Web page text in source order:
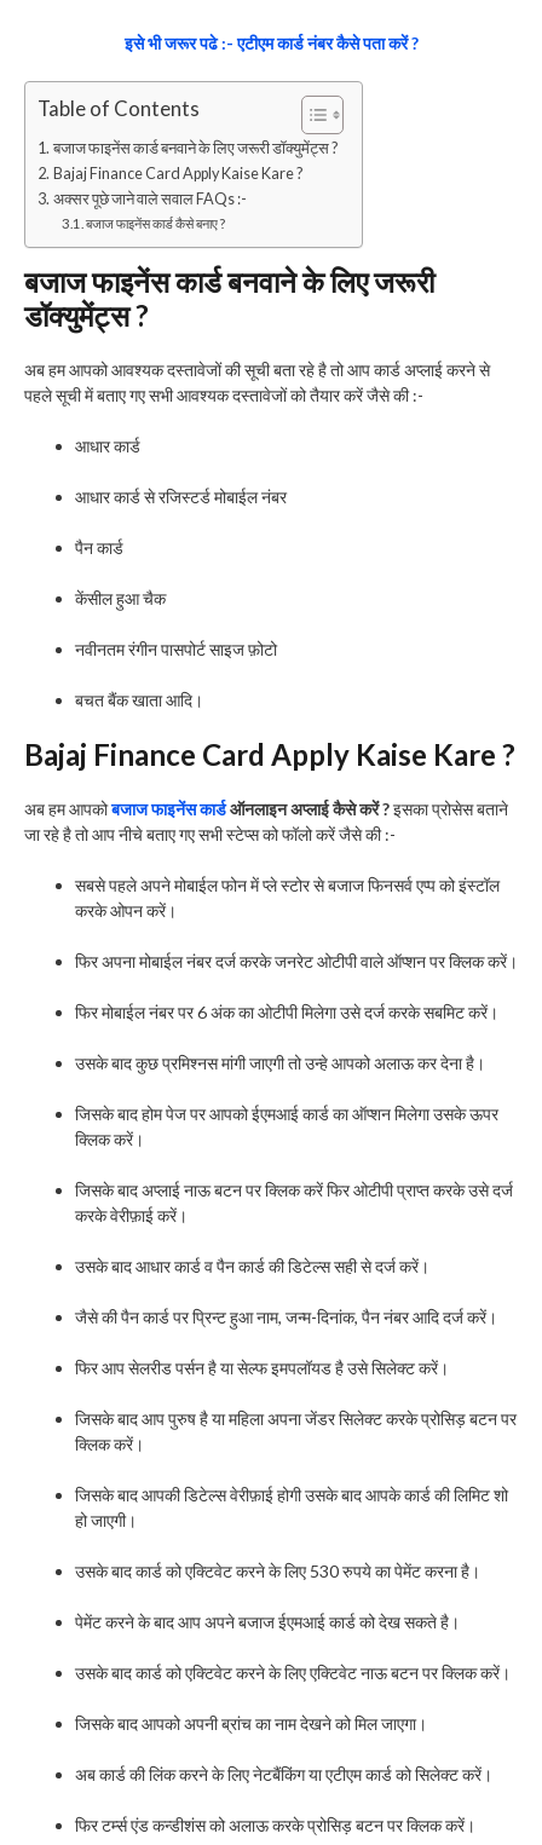
इसे भी जरूर पढे :- एटीएम कार्ड नंबर कैसे पता करें ?
Table of Contents
बजाज फाइनेंस कार्ड बनवाने के लिए जरूरी डॉक्युमेंट्स ?
Bajaj Finance Card Apply Kaise Kare ?
अक्सर पूछे जाने वाले सवाल FAQs :-
बजाज फाइनेंस कार्ड कैसे बनाए ?
बजाज फाइनेंस कार्ड बनवाने के लिए जरूरी
डॉक्युमेंट्स ?
अब हम आपको आवश्यक दस्तावेजों की सूची बता रहे है तो आप कार्ड अप्लाई करने से
पहले सूची में बताए गए सभी आवश्यक दस्तावेजों को तैयार करें जैसे की :-
आधार कार्ड
आधार कार्ड से रजिस्टर्ड मोबाईल नंबर
पैन कार्ड
केंसील हुआ चैक
नवीनतम रंगीन पासपोर्ट साइज फ़ोटो
बचत बैंक खाता आदि।
Bajaj Finance Card Apply Kaise Kare ?
अब हम आपकोबजाज फाइनेंस कार्डऑनलाइन अप्लाई कैसे करें ?इसका प्रोसेस बताने
जा रहे है तो आप नीचे बताए गए सभी स्टेप्स को फॉलो करें जैसे की :-
सबसे पहले अपने मोबाईल फोन में प्ले स्टोर से बजाज फिनसर्व एप्प को इंस्टॉल
करके ओपन करें।
फिर अपना मोबाईल नंबर दर्ज करके जनरेट ओटीपी वाले ऑप्शन पर क्लिक करें।
फिर मोबाईल नंबर पर 6 अंक का ओटीपी मिलेगा उसे दर्ज करके सबमिट करें।
उसके बाद कुछ प्रमिश्नस मांगी जाएगी तो उन्हे आपको अलाऊ कर देना है।
जिसके बाद होम पेज पर आपको ईएमआई कार्ड का ऑप्शन मिलेगा उसके ऊपर
क्लिक करें।
जिसके बाद अप्लाई नाऊ बटन पर क्लिक करें फिर ओटीपी प्राप्त करके उसे दर्ज
करके वेरीफ़ाई करें।
उसके बाद आधार कार्ड व पैन कार्ड की डिटेल्स सही से दर्ज करें।
जैसे की पैन कार्ड पर प्रिन्ट हुआ नाम, जन्म-दिनांक, पैन नंबर आदि दर्ज करें।
फिर आप सेलरीड पर्सन है या सेल्फ इमपलॉयड है उसे सिलेक्ट करें।
जिसके बाद आप पुरुष है या महिला अपना जेंडर सिलेक्ट करके प्रोसिड़ बटन पर
क्लिक करें।
जिसके बाद आपकी डिटेल्स वेरीफ़ाई होगी उसके बाद आपके कार्ड की लिमिट शो
हो जाएगी।
उसके बाद कार्ड को एक्टिवेट करने के लिए 530 रुपये का पेमेंट करना है।
पेमेंट करने के बाद आप अपने बजाज ईएमआई कार्ड को देख सकते है।
उसके बाद कार्ड को एक्टिवेट करने के लिए एक्टिवेट नाऊ बटन पर क्लिक करें।
जिसके बाद आपको अपनी ब्रांच का नाम देखने को मिल जाएगा।
अब कार्ड की लिंक करने के लिए नेटबैंकिंग या एटीएम कार्ड को सिलेक्ट करें।
फिर टर्म्स एंड कन्डीशंस को अलाऊ करके प्रोसिड़ बटन पर क्लिक करें।